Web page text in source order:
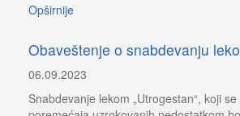
Opširnije
Obaveštenje o snabdevanju
06.09.2023
Snabdevanje lekom „Utrogestan“, koji